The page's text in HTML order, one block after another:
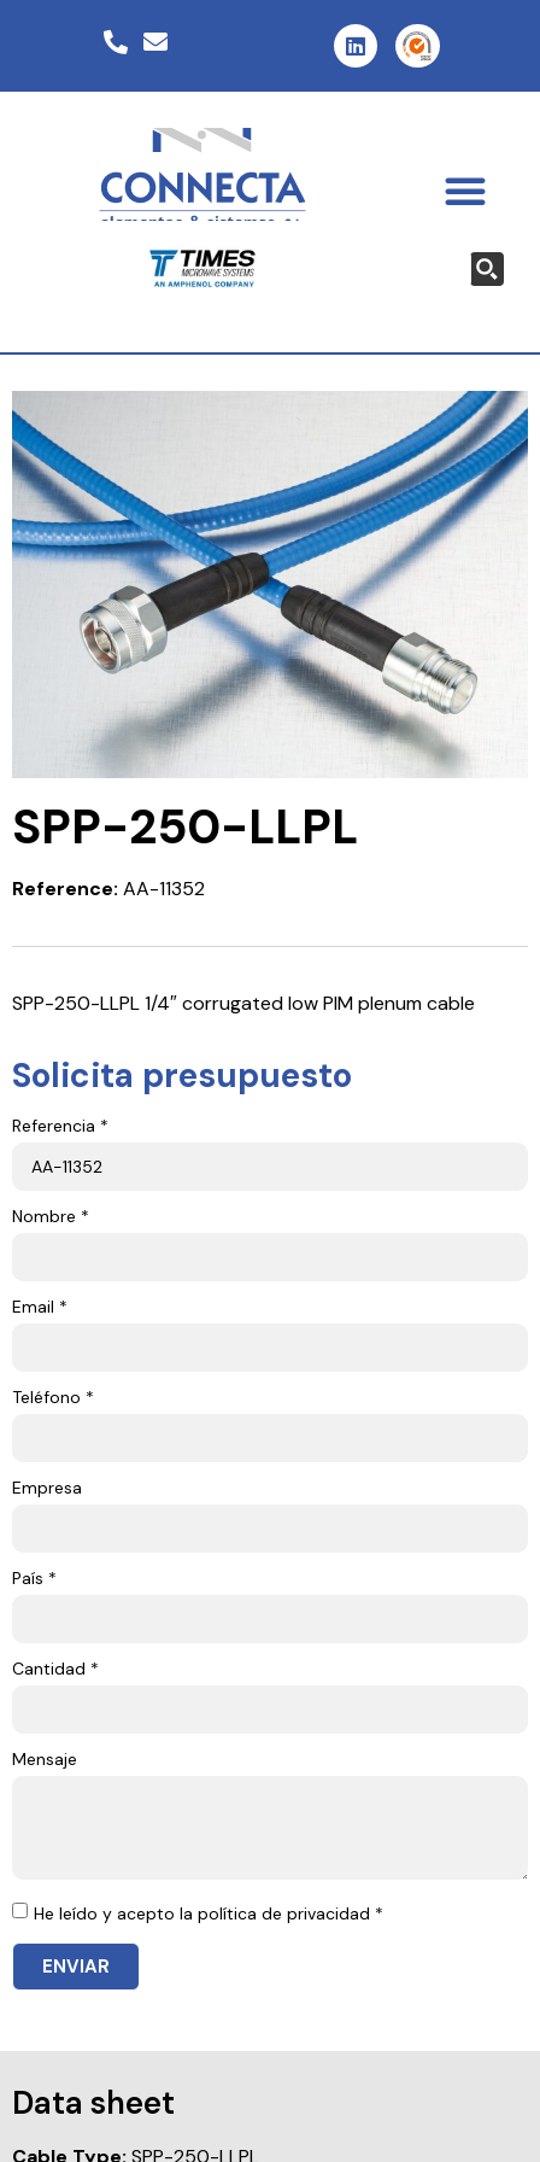
SPP-250-LLPL
Reference: AA-11352
SPP-250-LLPL 1/4″ corrugated low PIM plenum cable
Solicita presupuesto
Referencia *
Nombre *
Email *
Teléfono *
Empresa
País *
Cantidad *
Mensaje
He leído y acepto la política de privacidad *
ENVIAR
Data sheet